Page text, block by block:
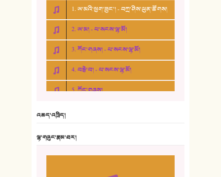
1. ཨ་མའི་ཕྱག་ཟུང་། - བཀྲ་ཤིས་ཕུན་ཚོགས།
2. ཨ་མ། - པ་སངས་ལྷ་མོ།
3. ཀོང་གཞས། - པ་སངས་ལྷ་མོ།
4. བརྩེ་བ། - པ་སངས་ལྷ་མོ།
5. ཀོང་གཞས།
འཆད་འཁྲིད།
ལྷ་གཞུང་རྣམ་ཐར།